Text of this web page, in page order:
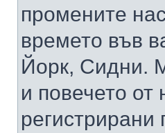
промените
времето във
Йорк, Сидни.
и повечето от
регистрирани